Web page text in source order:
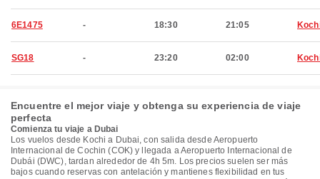
6E1475 - 18:30 21:05
SG18 - 23:20 02:00
Encuentre el mejor viaje y obtenga su experiencia de viaje
perfecta
Comienza tu viaje a Dubai
Los vuelos desde Kochi a Dubai, con salida desde Aeropuerto
Internacional de Cochin (COK) y llegada a Aeropuerto Internacional de
Dubái (DWC), tardan alrededor de 4h 5m. Los precios suelen ser más
bajos cuando reservas con antelación y mantienes flexibilidad en tus